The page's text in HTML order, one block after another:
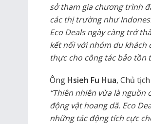
sở tham gia chương trình
các thị trường như
Eco Deals ngày càng trở
kết nối với nhóm du
thực cho công tác bảo tồn
Ông Hsieh Fu Hua, Chủ
“Thiên nhiên vừa là nguồn
động vật hoang dã. Eco
những tác động tích cực